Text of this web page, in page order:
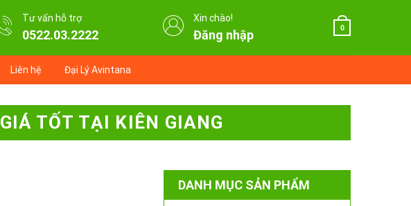
Tư vấn hỗ trợ
0522.03.2222
Xin chào!
Đăng nhập
0
Liên hệ Đại Lý Avintana
TỐT TẠI KIÊN GIANG
DANH MỤC SẢN PHẨM